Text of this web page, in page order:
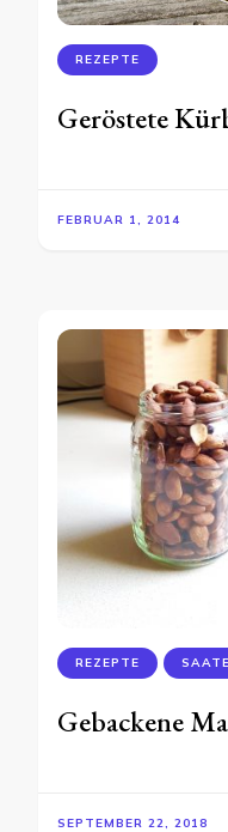
REZEPTE
Geröstete
FEBRUAR 1, 2014
REZEPTE
Gebackene
SEPTEMBER 22, 2018